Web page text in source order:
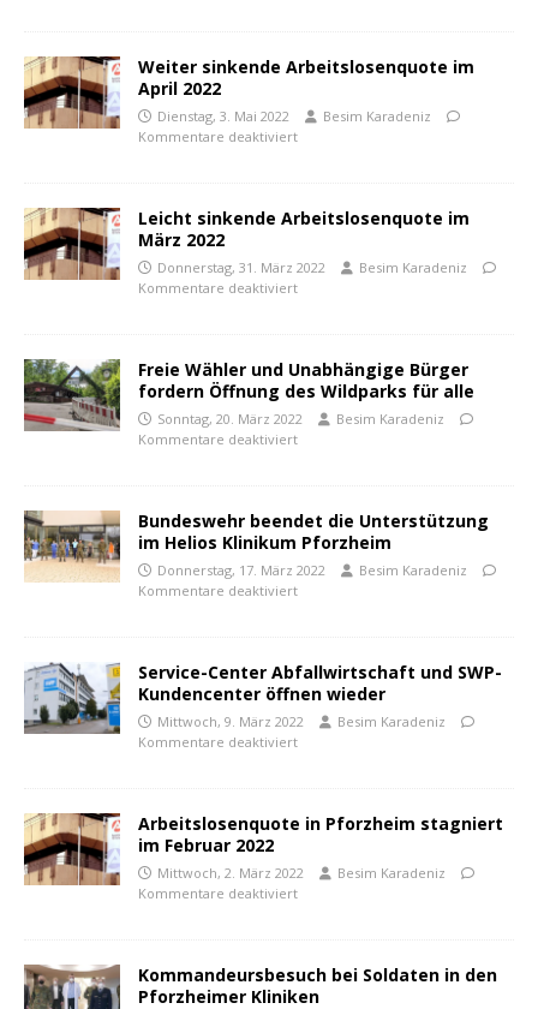
Weiter sinkende Arbeitslosenquote im
April 2022
Dienstag, 3. Mai 2022
Besim Karadeniz
Kommentare deaktiviert
Leicht sinkende Arbeitslosenquote im
März 2022
Donnerstag, 31. März 2022
Besim Karadeniz
Kommentare deaktiviert
Freie Wähler und Unabhängige Bürger
fordern Öffnung des Wildparks für alle
Sonntag, 20. März 2022
Besim Karadeniz
Kommentare deaktiviert
Bundeswehr beendet die Unterstützung
im Helios Klinikum Pforzheim
Donnerstag, 17. März 2022
Besim Karadeniz
Kommentare deaktiviert
Service-Center Abfallwirtschaft und SWP-
Kundencenter öffnen wieder
Mittwoch, 9. März 2022
Besim Karadeniz
Kommentare deaktiviert
Arbeitslosenquote in Pforzheim stagniert
im Februar 2022
Mittwoch, 2. März 2022
Besim Karadeniz
Kommentare deaktiviert
Kommandeursbesuch bei Soldaten in den
Pforzheimer Kliniken